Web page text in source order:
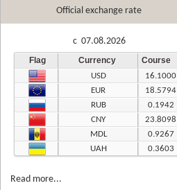
Official exchange rate
c 07.08.2026
Flag Currency Course
USD
16.1000
EUR
18.5794
RUB
0.1942
CNY
23.8098
MDL
0.9267
UAH
0.3603
Read more...